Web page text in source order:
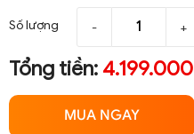
Số lượng - +
Tổng tiền: 4.199.000
MUA NGAY